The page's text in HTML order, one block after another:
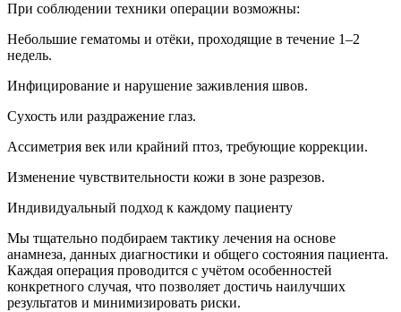
При соблюдении техники операции возможны:
Небольшие гематомы и отёки, проходящие в течение 1–2
недель.
Инфицирование и нарушение заживления швов.
Сухость или раздражение глаз.
Ассиметрия век или крайний птоз, требующие коррекции.
Изменение чувствительности кожи в зоне разрезов.
Индивидуальный подход к каждому пациенту
Мы тщательно подбираем тактику лечения на основе
анамнеза, данных диагностики и общего состояния пациента.
Каждая операция проводится с учётом особенностей
конкретного случая, что позволяет достичь наилучших
результатов и минимизировать риски.